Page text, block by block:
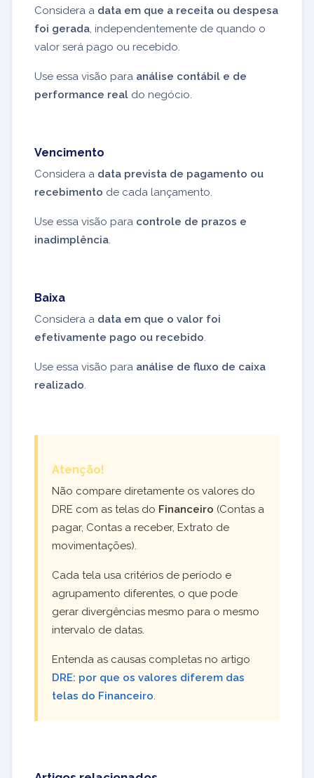
Considera a data em que a receita ou despesa
foi gerada , independentemente de quando o
valor será pago ou recebido.
Use essa visão para análise contábil e de
performance real do negócio.
Vencimento
Considera a data prevista de pagamento ou
recebimento de cada lançamento.
Use essa visão para controle de prazos e
inadimplência
Baixa
Considera a data em que o valor foi
efetivamente pago ou recebido
Use essa visão para análise de fluxo de caixa
realizado
Atenção!
Não compare diretamente os valores do
DRE com as telas do Financeiro (Contas a
pagar, Contas a receber, Extrato de
movimentações).
Cada tela usa critérios de período e
agrupamento diferentes, o que pode
gerar divergências mesmo para o mesmo
intervalo de datas.
Entenda as causas completas no artigo
DRE: por que os valores diferem das
telas do Financeiro.